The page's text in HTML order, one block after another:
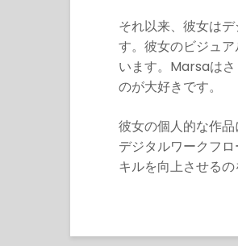
それ以来、彼女は
す。彼女のビジュ
います。Marsaは
のが大好きです。
彼女の個人的な作
デジタルワークフ
キルを向上させる